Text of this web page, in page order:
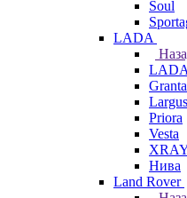
Soul
LADA
LADA
Granta
Largus
Priora
Vesta
Нива
Land Rover